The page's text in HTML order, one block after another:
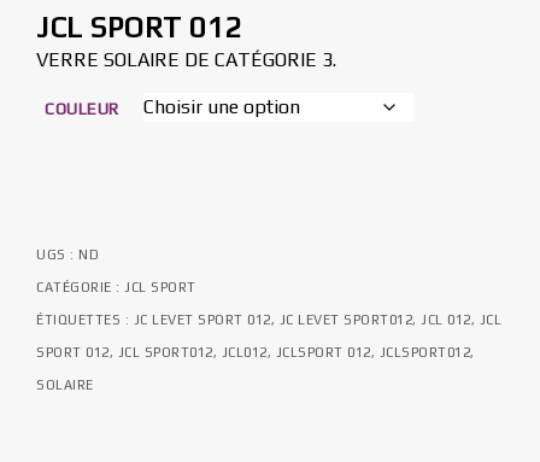
JCL SPORT 012
VERRE SOLAIRE DE CATÉGORIE 3.
COULEUR
UGS : ND
CATÉGORIE : JCL SPORT
ÉTIQUETTES : JC LEVET SPORT 012, JC LEVET SPORT012, JCL 012, JCL
SPORT 012, JCL SPORT012, JCL012, JCLSPORT 012, JCLSPORT012,
SOLAIRE